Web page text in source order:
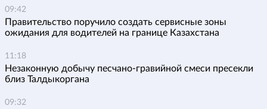
09:42
Правительство поручило создать сервисные зоны
ожидания для водителей на границе Казахстана
11:18
Незаконную добычу песчано-гравийной смеси пресекли
близ Талдыкоргана
09:32